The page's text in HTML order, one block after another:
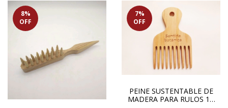
8%
OFF
7%
OFF
PEINE SUSTENTABLE DE
MADERA PARA RULOS 1U